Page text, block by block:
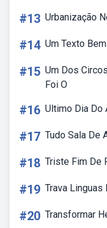
#13 Urbanização
#14 Um Texto
#15 Um Dos
Foi O
#16 Ultimo Dia Do
#17 Tudo Sala De
#18 Triste Fim De
#19 Trava Linguas
#20 Transformar